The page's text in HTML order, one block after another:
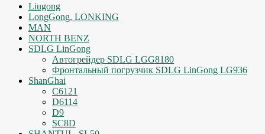
Liugong
LongGong, LONKING
MAN
NORTH BENZ
SDLG LinGong
Автогрейдер SDLG LGG8180
Фронтальный погрузчик SDLG LinGong LG936
ShanGhai
C6121
D6114
D9
SC8D